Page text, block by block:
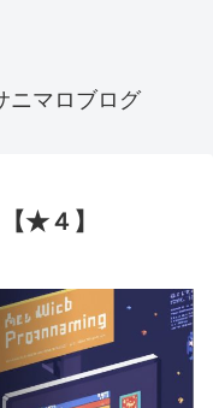
★４】